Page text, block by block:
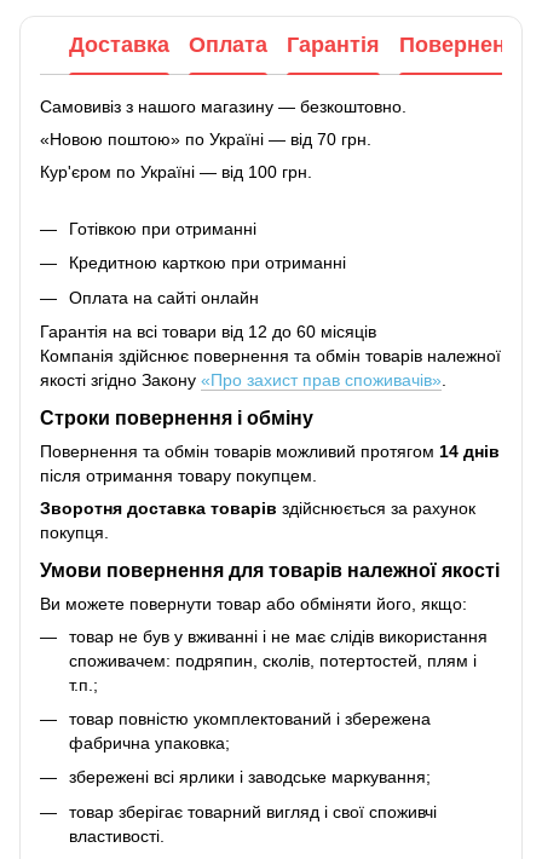
Доставка Оплата Гарантія Повернення
Самовивіз з нашого магазину — безкоштовно.
«Новою поштою» по Україні — від 70 грн.
Кур'єром по Україні — від 100 грн.
Готівкою при отриманні
Кредитною карткою при отриманні
Оплата на сайті онлайн
Гарантія на всі товари від 12 до 60 місяців
Компанія здійснює повернення та обмін товарів належної
якості згідно Закону «Про захист прав споживачів»
Строки повернення і обміну
Повернення та обмін товарів можливий протягом 14 днів
після отримання товару покупцем.
Зворотня доставка товарів здійснюється за рахунок
покупця.
Умови повернення для товарів належної якості
Ви можете повернути товар або обміняти його, якщо:
товар не був у вживанні і не має слідів використання
споживачем: подряпин, сколів, потертостей, плям і
т.п.;
товар повністю укомплектований і збережена
фабрична упаковка;
збережені всі ярлики і заводське маркування;
товар зберігає товарний вигляд і свої споживчі
властивості.